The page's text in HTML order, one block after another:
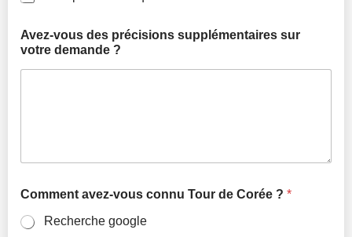
Avez-vous des précisions supplémentaires sur
votre demande ?
Comment avez-vous connu Tour de Corée ? *
Recherche google